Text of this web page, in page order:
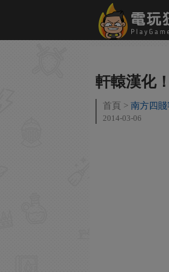
軒轅漢化
首頁 南方四
2014-03-06